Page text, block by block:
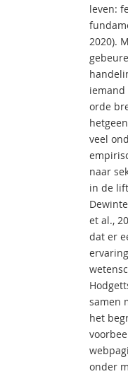
leven:
2020).
orde
veel
naar
in de
et al.,
dat er
samen
het
onder